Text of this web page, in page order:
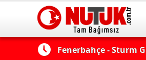
şifresiz Fenerbahçe - Sturm